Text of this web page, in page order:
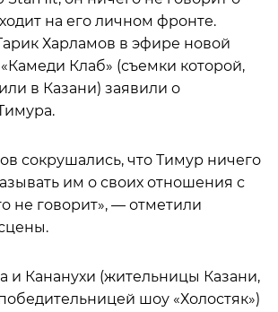
на его личном фронте.
Харламов в эфире новой
Клаб» (съемки которой,
в Казани) заявили о
сокрушались, что Тимур ничего
им о своих отношения с
не говорит», — отметили
и Кананухи (жительницы Казани,
шоу «Холостяк»)